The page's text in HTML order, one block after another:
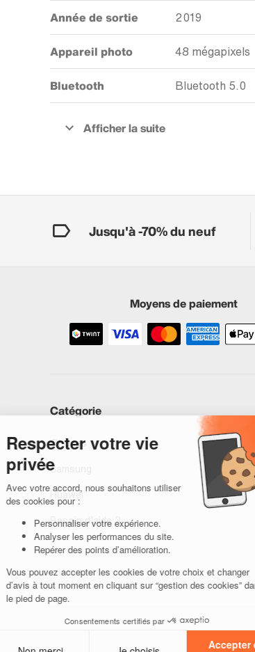
Année de sortie 2019
Appareil photo 48 mégapixels
Bluetooth Bluetooth 5.0
Jusqu'à -70% du neuf
Moyens de paiement
Catégorie
iPhones
Samsung
Huawei
Besoin d’aide ?